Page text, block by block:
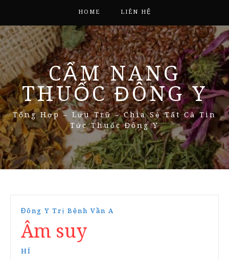
HOME LIÊN HỆ
CẨM NANG
THUỐC ĐÔNG Y
Tổng Hợp – Lưu Trữ – Chia Sẻ Tất Cả Tin
Tức Thuốc Đông Y
Đông Y Trị Bệnh Vần A
Âm suy
HÍ